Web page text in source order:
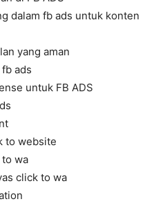
dalam fb ads untuk konten
yang aman
ads
untuk FB ADS
to website
wa
click to wa